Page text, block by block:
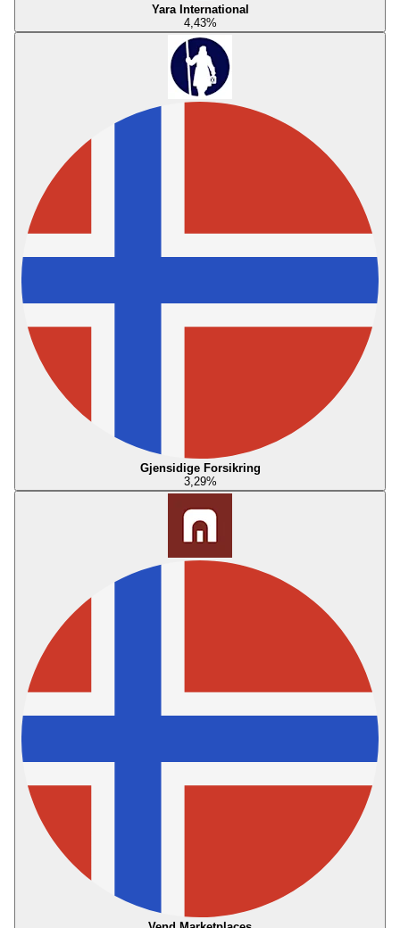
Yara International
4,43%
Gjensidige Forsikring
3,29%